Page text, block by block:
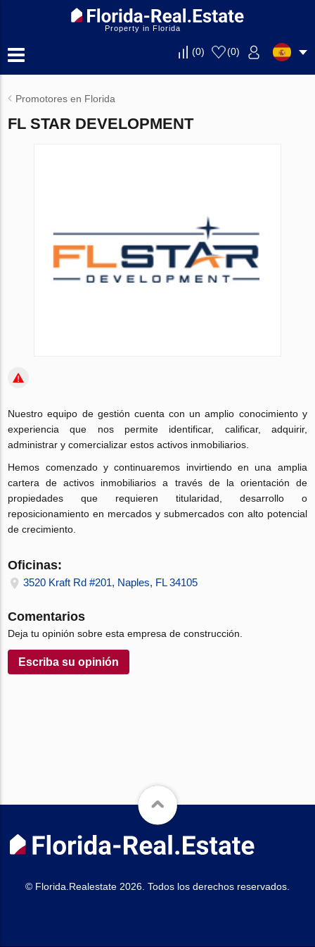
Property in Florida
(0) (0)
Promotores en Florida
FL STAR DEVELOPMENT
Nuestro equipo de gestión cuenta con un amplio conocimiento y
experiencia que nos permite identificar, calificar, adquirir,
administrar y comercializar estos activos inmobiliarios.
Hemos comenzado y continuaremos invirtiendo en una amplia
cartera de activos inmobiliarios a través de la orientación de
propiedades que requieren titularidad, desarrollo o
reposicionamiento en mercados y submercados con alto potencial
de crecimiento.
Oficinas:
3520 Kraft Rd #201, Naples, FL 34105
Comentarios
Deja tu opinión sobre esta empresa de construcción.
Escriba su opinión
© Florida.Realestate 2026. Todos los derechos reservados.